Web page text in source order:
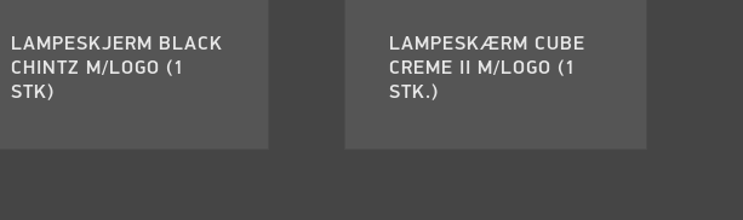
LAMPESKJERM BLACK
CHINTZ M/LOGO (1
STK)
LAMPESKÆRM CUBE
CREME II M/LOGO (1
STK.)